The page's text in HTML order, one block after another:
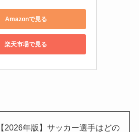
Amazonで見る
楽天市場で見る
【2026年版】サッカー選手はどの